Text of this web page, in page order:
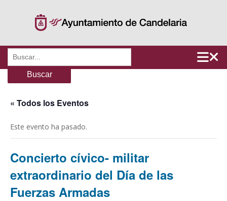
Buscar:
« Todos los Eventos
Este evento ha pasado.
Concierto cívico- militar
extraordinario del Día de las
Fuerzas Armadas